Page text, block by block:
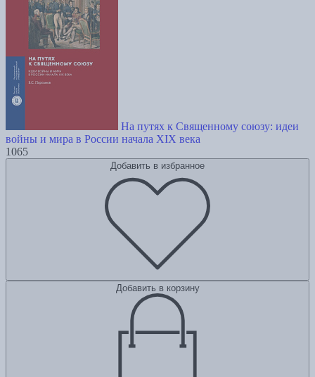
На путях к Священному союзу: идеи
войны и мира в России начала XIX века
1065
Добавить в избранное
Добавить в корзину